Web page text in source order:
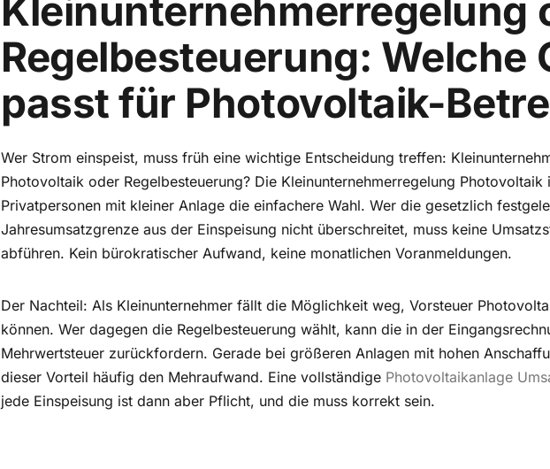
Kleinunternehmerregelung
Regelbesteuerung: Welche
passt für Photovoltaik-
Wer Strom einspeist, muss früh eine wichtige Entscheidung treffen:
Photovoltaik oder Regelbesteuerung? Die Kleinunternehmerregelung Photovoltaik
Privatpersonen mit kleiner Anlage die einfachere Wahl. Wer die gesetzlich
Jahresumsatzgrenze aus der Einspeisung nicht überschreitet, muss keine
abführen. Kein bürokratischer Aufwand, keine monatlichen Voranmeldungen.
Der Nachteil: Als Kleinunternehmer fällt die Möglichkeit weg, Vorsteuer
können. Wer dagegen die Regelbesteuerung wählt, kann die in der
Mehrwertsteuer zurückfordern. Gerade bei größeren Anlagen mit hohen
dieser Vorteil häufig den Mehraufwand. Eine vollständige Photovoltaikanlage
jede Einspeisung ist dann aber Pflicht, und die muss korrekt sein.